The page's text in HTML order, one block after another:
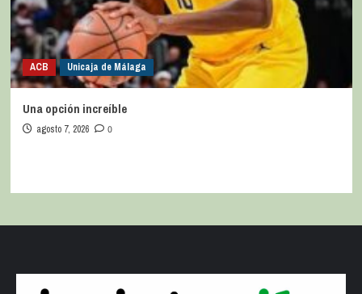
ACB Unicaja de Málaga
Una opción increíble
agosto 7, 2026 0